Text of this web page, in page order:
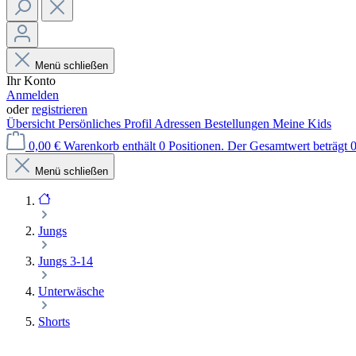
Menü schließen
Ihr Konto
Anmelden
oderregistrieren
Übersicht Persönliches Profil Adressen Bestellungen Meine Kids
0,00 € Warenkorb enthält 0 Positionen. Der Gesamtwert beträgt
Menü schließen
Jungs
Jungs 3-14
Unterwäsche
Shorts